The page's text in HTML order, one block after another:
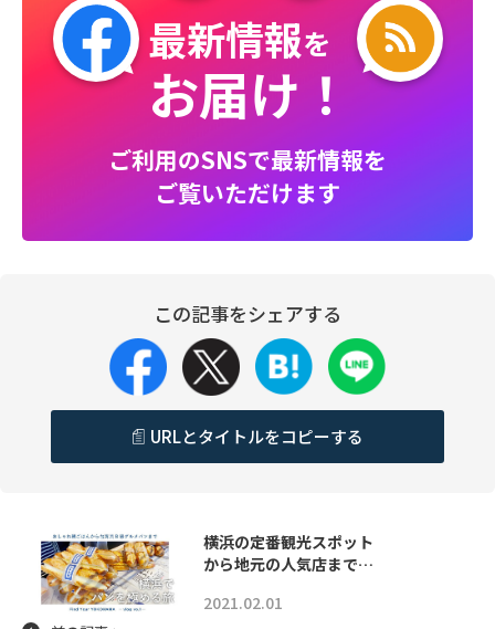
最新情報を
お届け！
ご利用のSNSで最新情報を
ご覧いただけます
この記事をシェアする
URLとタイトルをコピーする
横浜の定番観光スポット
から地元の人気店まで…
2021.02.01